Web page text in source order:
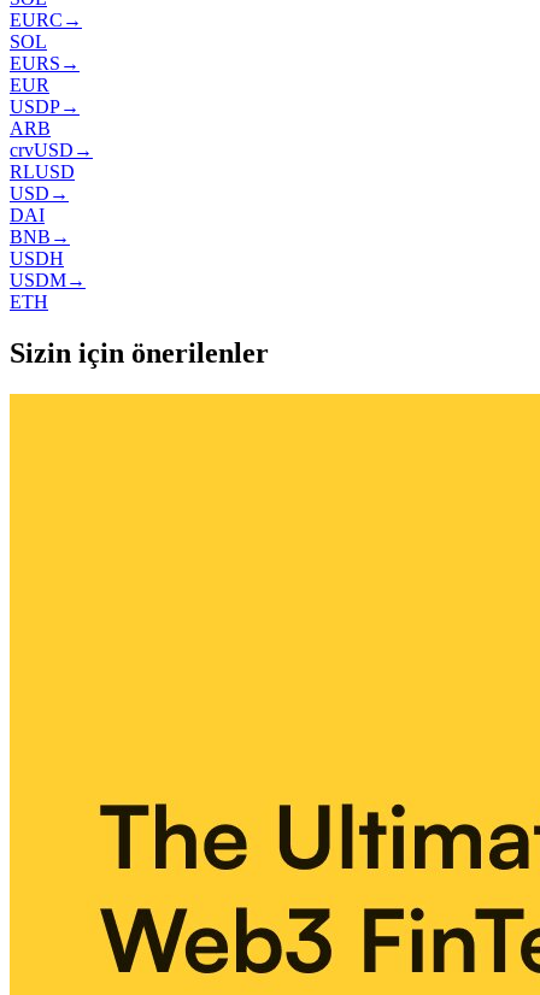
EURC →
SOL
EURS →
EUR
USDP→
ARB
crvUSD →
RLUSD
USD →
DAI
BNB →
USDH
USDM→
ETH
Sizin için önerilenler